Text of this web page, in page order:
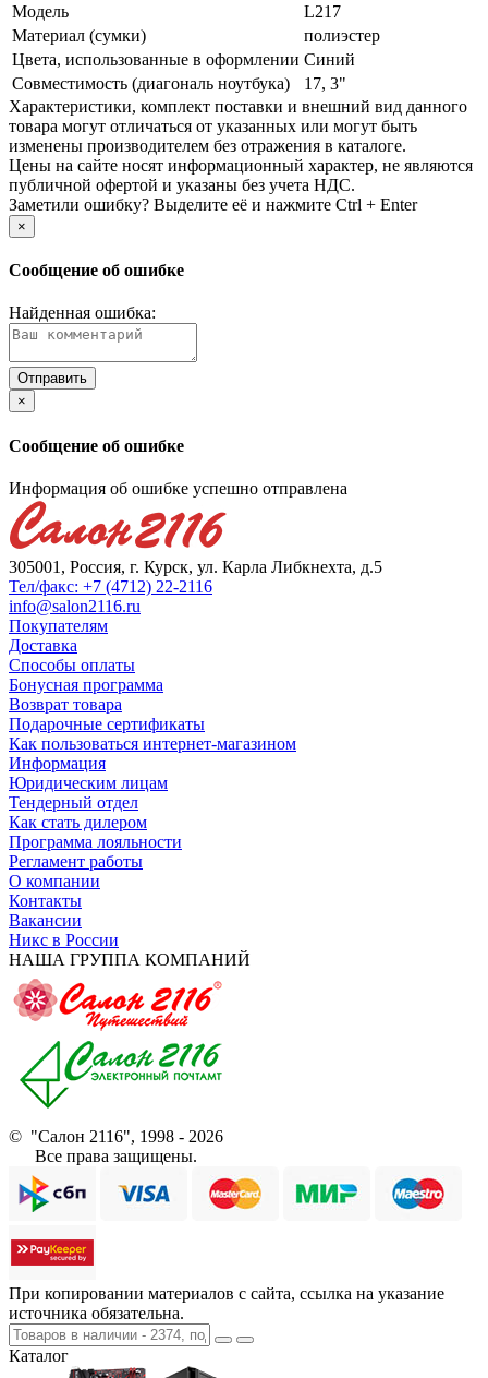
Модель
L217
Материал (сумки)
полиэстер
Цвета, использованные в оформлении Синий
Совместимость (диагональ ноутбука)
17, 3"
Xарактеристики, комплект поставки и внешний вид данного
товара могут отличаться от указанных или могут быть
изменены производителем без отражения в каталоге.
Цены на сайте носят информационный характер, не являются
публичной офертой и указаны без учета НДС.
Заметили ошибку? Выделите её и нажмите Ctrl + Enter
×
Сообщение об ошибке
Найденная ошибка:
×
Сообщение об ошибке
Информация об ошибке успешно отправлена
305001, Россия, г. Курск, ул. Карла Либкнехта, д.5
Тел/факс: +7 (4712) 22-2116
info@salon2116.ru
Покупателям
Доставка
Способы оплаты
Бонусная программа
Возврат товара
Подарочные сертификаты
Как пользоваться интернет-магазином
Информация
Юридическим лицам
Тендерный отдел
Как стать дилером
Программа лояльности
Регламент работы
О компании
Контакты
Вакансии
Никс в России
НАША ГРУППА КОМПАНИЙ
© "Салон 2116", 1998 - 2026
Все права защищены.
При копировании материалов с сайта, ссылка на указание
источника обязательна.
Каталог